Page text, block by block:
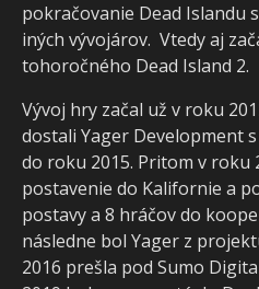
pokračovanie Dead Islandu
iných vývojárov. Vtedy aj
tohoročného Dead Island 2.
Vývoj hry začal už v roku
dostali Yager Development
do roku 2015. Pritom v roku
postavenie do Kalifornie a
postavy a 8 hráčov do
následne bol Yager z
2016 prešla pod Sumo